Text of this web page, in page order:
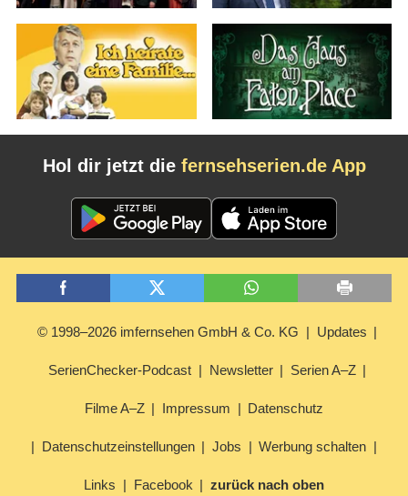
Hol dir jetzt die fernsehserien.de App
© 1998–2026 imfernsehen GmbH & Co. KG Updates
SerienChecker-Podcast Newsletter Serien A–Z
Filme A–Z Impressum Datenschutz
Datenschutzeinstellungen Jobs Werbung schalten
Links Facebook zurück nach oben